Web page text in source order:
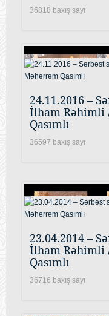
36818 baxış sayı
24.11.2016 –
İlham Rəhimli
Qasımlı
36597 baxış sayı
23.04.2014 –
İlham Rəhimli
Qasımlı
36716 baxış sayı